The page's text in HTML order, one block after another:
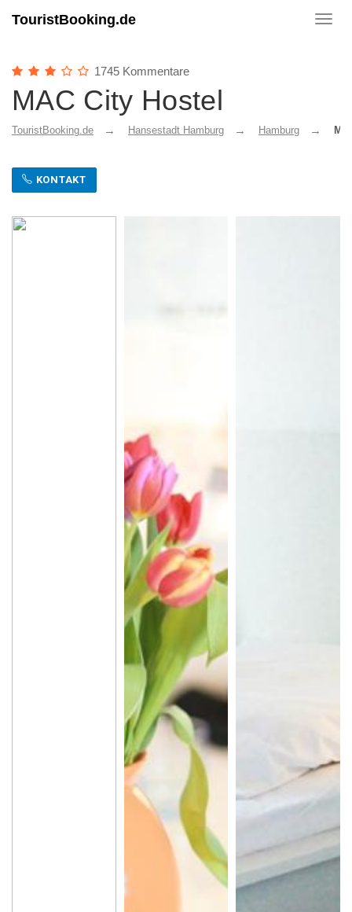
TouristBooking.de
1745 Kommentare
MAC City Hostel
TouristBooking.de Hansestadt Hamburg Hamburg
KONTAKT